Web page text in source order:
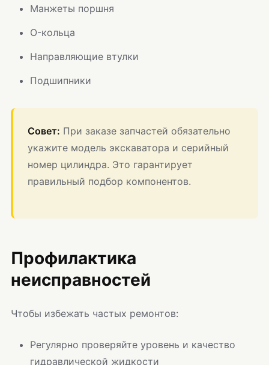
Манжеты поршня
O-кольца
Направляющие втулки
Подшипники
Совет: При заказе запчастей обязательно
укажите модель экскаватора и серийный
номер цилиндра. Это гарантирует
правильный подбор компонентов.
Профилактика
неисправностей
Чтобы избежать частых ремонтов:
Регулярно проверяйте уровень и качество
гидравлической жидкости